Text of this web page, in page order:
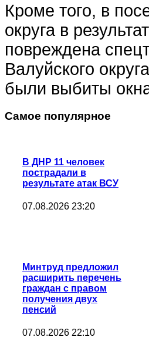
Кроме того, в
округа в
повреждена
Валуйского
были выбиты
Самое популярное
В ДНР 11 человек
пострадали в
результате атак ВСУ
07.08.2026 23:20
Минтруд предложил
расширить перечень
граждан с правом
получения двух
пенсий
07.08.2026 22:10